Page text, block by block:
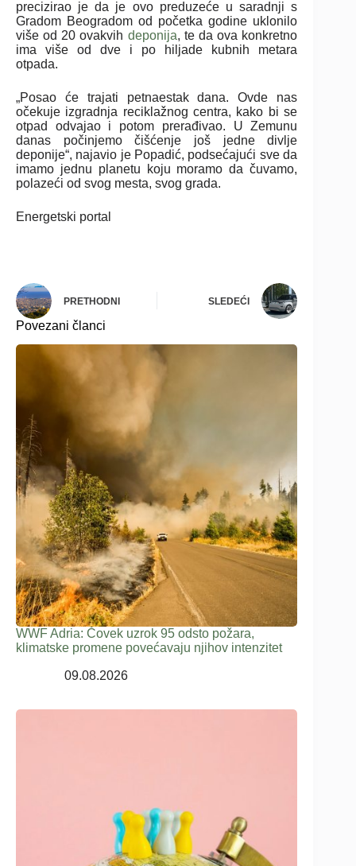
precizirao je da je ovo preduzeće u saradnji s
Gradom Beogradom od početka godine uklonilo
više od 20 ovakvih deponija, te da ova konkretno
ima više od dve i po hiljade kubnih metara
otpada.
„Posao će trajati petnaestak dana. Ovde nas
očekuje izgradnja reciklažnog centra, kako bi se
otpad odvajao i potom prerađivao. U Zemunu
danas počinjemo čišćenje još jedne divlje
deponije“, najavio je Popadić, podsećajući sve da
imamo jednu planetu koju moramo da čuvamo,
polazeći od svog mesta, svog grada.
Energetski portal
PRETHODNI SLEDEĆI
Povezani članci
WWF Adria: Čovek uzrok 95 odsto požara,
klimatske promene povećavaju njihov intenzitet
09.08.2026